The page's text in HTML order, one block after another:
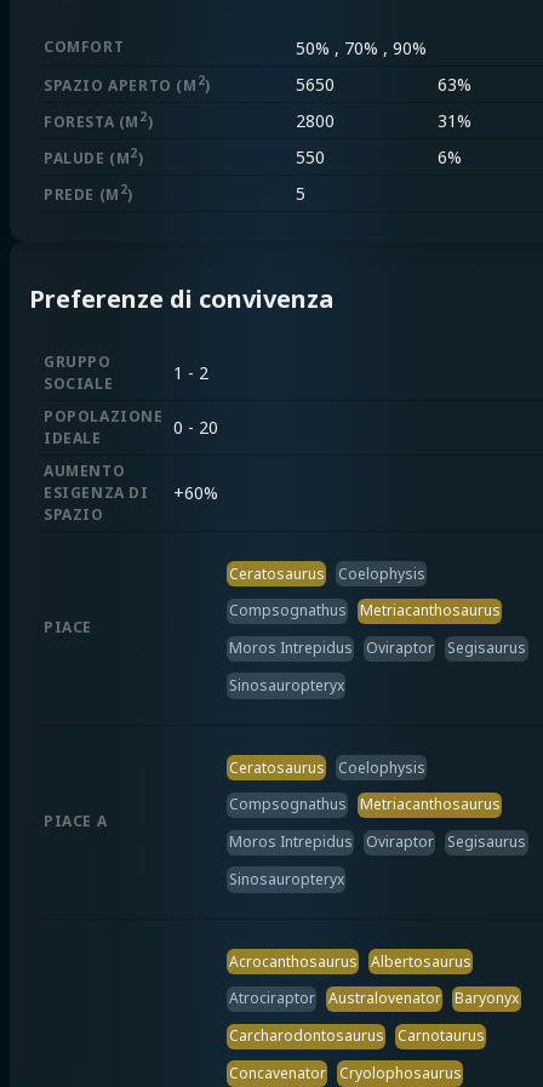
COMFORT 50% , 70% , 90%
SPAZIO APERTO (M 2) 5650 63%
FORESTA (M 2) 2800 31%
PALUDE (M2) 550 6%
PREDE (M 2) 5
Preferenze di convivenza
GRUPPO
SOCIALE
1 - 2
POPOLAZIONE
IDEALE
0 - 20
AUMENTO
ESIGENZA DI
SPAZIO
+60%
PIACE
Ceratosaurus
Coelophysis
Compsognathus
Metriacanthosaurus
Moros Intrepidus
Oviraptor
Segisaurus
Sinosauropteryx
PIACE A
Ceratosaurus
Coelophysis
Compsognathus
Metriacanthosaurus
Moros Intrepidus
Oviraptor
Segisaurus
Sinosauropteryx
Acrocanthosaurus
Albertosaurus
Atrociraptor
Australovenator
Baryonyx
Carcharodontosaurus
Carnotaurus
Concavenator
Cryolophosaurus